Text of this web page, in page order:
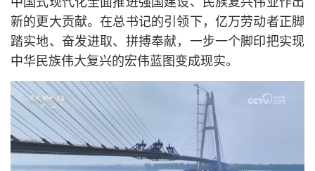
中国式现代化全面推进强国建设、民族复兴伟业作出
新的更大贡献。在总书记的引领下，亿万劳动者正脚
踏实地、奋发进取、拼搏奉献，一步一个脚印把实现
中华民族伟大复兴的宏伟蓝图变成现实。